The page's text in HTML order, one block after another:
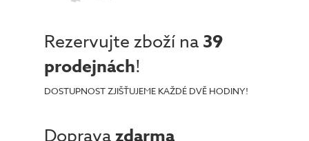
Rezervujte zboží na 39
prodejnách!
DOSTUPNOST ZJIŠŤUJEME KAŽDÉ DVĚ HODINY!
Doprava